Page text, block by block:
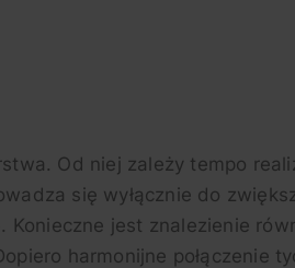
Od niej zależy tempo
się wyłącznie do
jest znalezienie
harmonijne połączenie